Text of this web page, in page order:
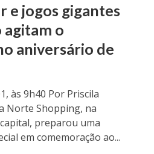
e jogos gigantes
o
aniversário de
às 9h40 Por Priscila
Norte Shopping, na
preparou uma
em comemoração ao...